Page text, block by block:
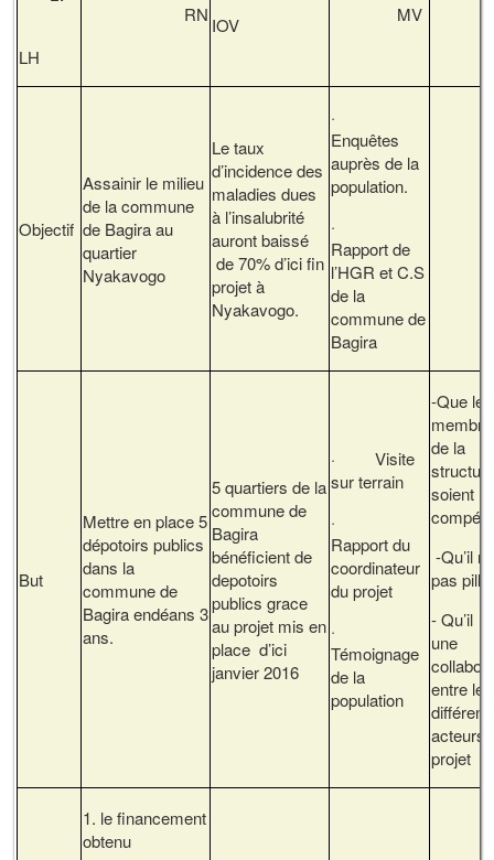
LH
RN IOV MV
Objectif
Assainir le milieu
de la commune
de Bagira au
quartier
Nyakavogo
Le taux
d’incidence des
maladies dues
à l’insalubrité
auront baissé
de 70% d’ici fin
projet à
Nyakavogo.
·
Enquêtes
auprès de la
population.
·
Rapport de
l’HGR et C.S
de la
commune de
Bagira
But
Mettre en place 5
dépotoirs publics
dans la
commune de
Bagira endéans 3
ans.
5 quartiers de la
commune de
Bagira
bénéficient de
depotoirs
publics grace
au projet mis en
place d’ici
janvier 2016
· Visite
sur terrain
·
Rapport du
coordinateur
du projet
·
Témoignage
de la
population
-Que les
de la
soient
-Qu’il
pas
- Qu’il
une
entre les
acteurs
projet
1. le financement
obtenu